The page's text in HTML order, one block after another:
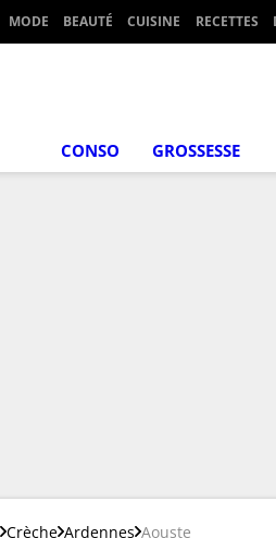
MODE BEAUTÉ CUISINE RECETTES
CONSO GROSSESSE
Crèche Ardennes Aouste